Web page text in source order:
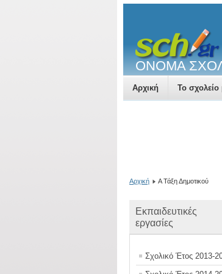
ΟΝΟΜΑ
Αρχική Το σχολείο
Αρχική Α Τάξη Δημοτικού
Εκπαιδευτικές
εργασίες
Σχολικό Έτος 2013-